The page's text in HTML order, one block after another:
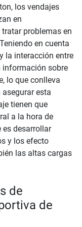
los vendajes
en
problemas en
en cuenta
la interacción entre
información sobre
lo que conlleva
esta
tienen que
a la hora de
es desarrollar
y los efecto
las altas cargas
de
de